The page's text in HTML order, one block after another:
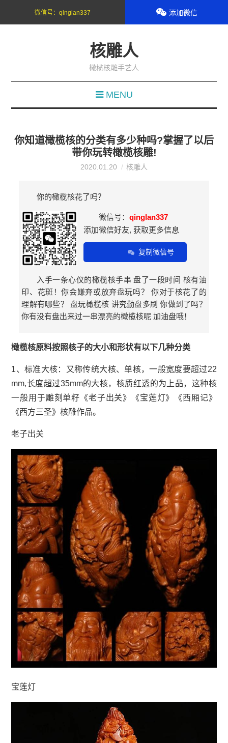
核雕人
橄榄核雕手艺人
MENU
你知道橄榄核的分类有多少种吗?掌握了以后
带你玩转橄榄核雕!
2020.01.20 核雕人
你的橄榄核花了吗？
微信号：qinglan337
添加微信好友, 获取更多信息
复制微信号
入手一条心仪的橄榄核手串 盘了一段时间 核有油
印、花斑！你会嫌弃或放弃盘玩吗？ 你对于核花了的
理解有哪些？ 盘玩橄榄核 讲究勤盘多刷 你做到了吗？
你有没有盘出来过一串漂亮的橄榄核呢 加油盘哦！
橄榄核原料按照核子的大小和形状有以下几种分类
1、标准大核：又称传统大核、单核，一般宽度要超过22
mm,长度超过35mm的大核，核质红透的为上品，这种核
一般用于雕刻单籽《老子出关》《宝莲灯》《西厢记》
《西方三圣》核雕作品。
老子出关
宝莲灯
微信号：qinglan337 添加微信